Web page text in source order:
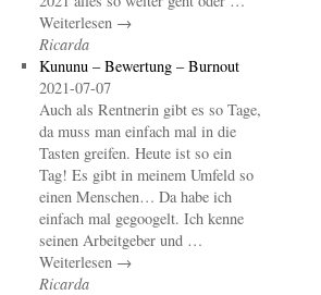
Weiterlesen →
Ricarda
Kununu – Bewertung – Burnout
2021-07-07
Auch als Rentnerin gibt es so Tage,
da muss man einfach mal in die
Tasten greifen. Heute ist so ein
Tag! Es gibt in meinem Umfeld so
einen Menschen… Da habe ich
einfach mal gegoogelt. Ich kenne
seinen Arbeitgeber und …
Weiterlesen →
Ricarda